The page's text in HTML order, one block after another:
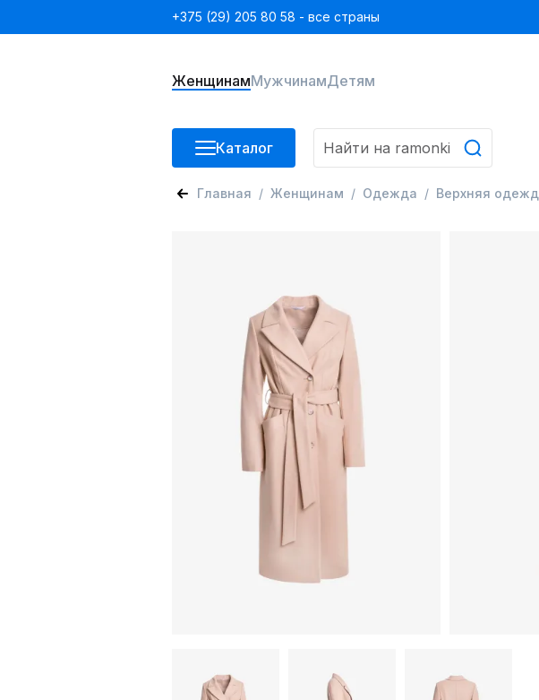
+375 (29) 205 80 58 - все страны
ЖенщинамМужчинамДетям
Каталог
Главная Женщинам Одежда Верхняя